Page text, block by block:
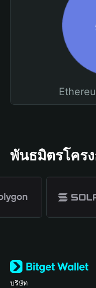
พันธมิตรโคร
บริษัท